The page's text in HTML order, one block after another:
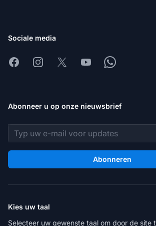
Sociale media
FacebookInstagram
X YoutubeWhatsapp
Abonneer u op onze nieuwsbrief
E-mailadres
Abonneren
Kies uw taal
Selecteer uw gewenste taal om door de site